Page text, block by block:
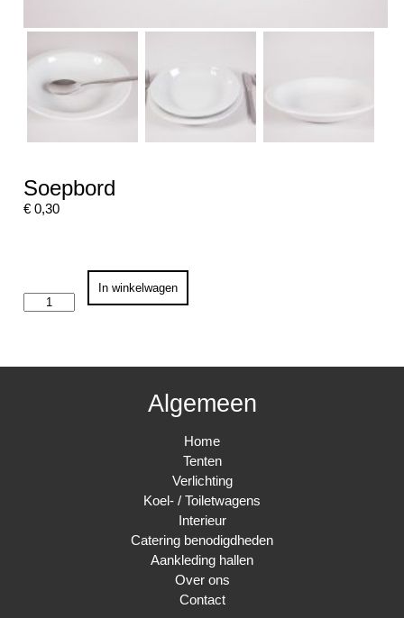
Soepbord
€ 0,30
aantal
In winkelwagen
Algemeen
Home
Tenten
Verlichting
Koel- / Toiletwagens
Interieur
Catering benodigdheden
Aankleding hallen
Over ons
Contact